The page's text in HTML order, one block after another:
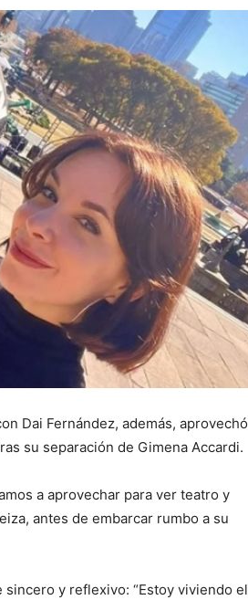
Dai Fernández, además, aprovechó
su separación de Gimena Accardi.
a aprovechar para ver teatro y
antes de embarcar rumbo a su
y reflexivo: “Estoy viviendo el